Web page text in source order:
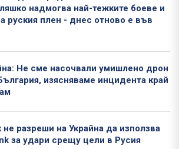
надмогва най-тежките боеве и
руския плен - днес отново е във
Не сме насочвали умишлено дрон
изясняваме инцидента край
не разреши на Украйна да използва
за удари срещу цели в Русия